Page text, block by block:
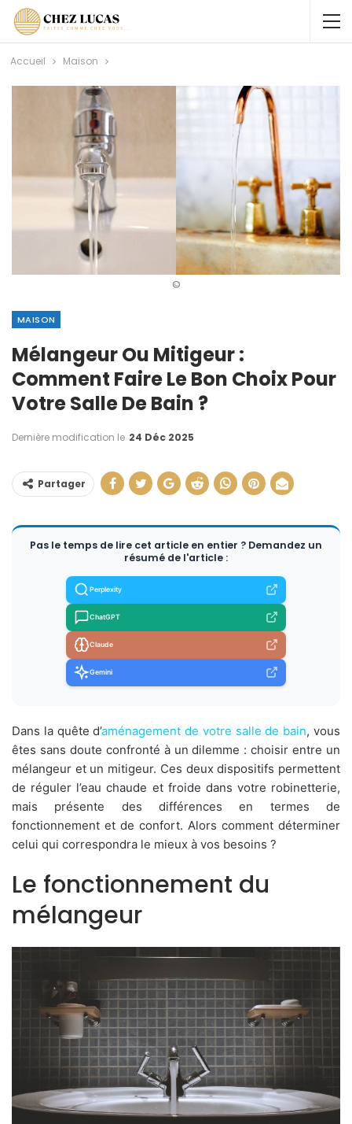
Accueil Maison
©
MAISON
Mélangeur Ou Mitigeur :
Comment Faire Le Bon Choix Pour
Votre Salle De Bain ?
Dernière modification le 24 Déc 2025
Partager
Pas le temps de lire cet article en entier ? Demandez un
résumé de l'article :
Perplexity
ChatGPT
Claude
Gemini
Dans la quête d’aménagement de votre salle de bain, vous
êtes sans doute confronté à un dilemme : choisir entre un
mélangeur et un mitigeur. Ces deux dispositifs permettent
de réguler l’eau chaude et froide dans votre robinetterie,
mais présente des différences en termes de
fonctionnement et de confort. Alors comment déterminer
celui qui correspondra le mieux à vos besoins ?
Le fonctionnement du
mélangeur